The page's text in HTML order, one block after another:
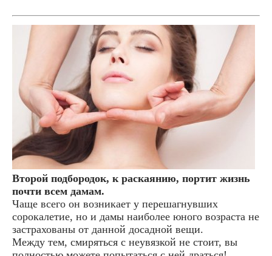
Второй подбородок, к раскаянию, портит жизнь
почти всем дамам.
Чаще всего он возникает у перешагнувших
сорокалетие, но и дамы наиболее юного возраста не
застрахованы от данной досадной вещи.
Между тем, смиряться с неувязкой не стоит, вы